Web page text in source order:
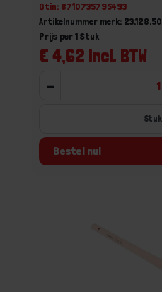
Gtin: 8710735795493
Artikelnummer merk: 23.128.50
€ 4,62 incl. BTW
Prijs per 1 Stuk
-
Bestel nu!